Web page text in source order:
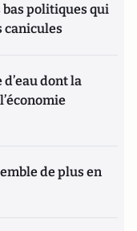
politiques qui
canicules
d’eau dont la
de plus en